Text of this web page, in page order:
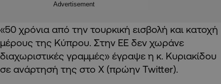
Advertisement
«50 χρόνια από την τουρκική εισβολή και κατοχή
μέρους της Κύπρου. Στην ΕΕ δεν χωράνε
διαχωριστικές γραμμές» έγραψε η κ. Κυριακίδου
σε ανάρτησή της στο X (πρώην Twitter).